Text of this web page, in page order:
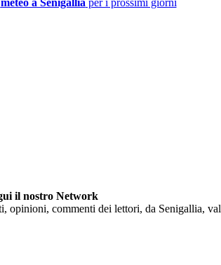
meteo a Senigallia per i prossimi giorni
il nostro Network
opinioni, commenti dei lettori, da Senigallia,